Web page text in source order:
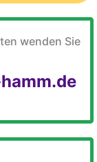
wenden Sie